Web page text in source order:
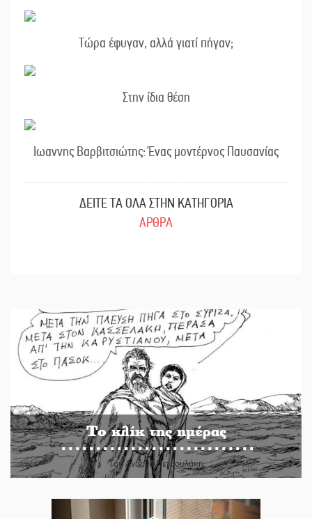
Τώρα έφυγαν, αλλά γιατί πήγαν;
Στην ίδια θέση
Ιωαννης Βαρβιτσιώτης: Ένας μοντέρνος Παυσανίας
ΔΕΙΤΕ ΤΑ ΟΛΑ ΣΤΗΝ ΚΑΤΗΓΟΡΙΑ
ΑΡΘΡΑ
Το κλίκ της ημέρας
Του Ανδρέα Πετρουλάκη